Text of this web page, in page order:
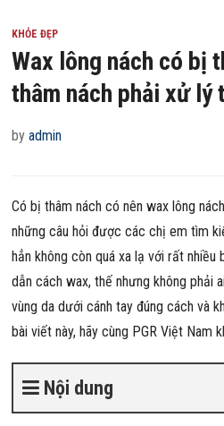
KHỎE ĐẸP
Wax lông nách có bị
thâm nách phải xử lý
byadmin
Có bị thâm nách có nên wax lông
những câu hỏi được các chị em tìm
hẳn không còn quá xa lạ với rất
dẫn cách wax, thế nhưng không phải
vùng da dưới cánh tay đúng cách và
bài viết này, hãy cùng PGR Việt Nam
Nội dung